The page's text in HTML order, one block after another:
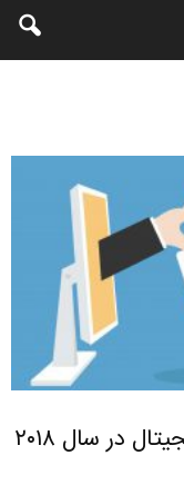
ابزارهایی که به کمک بازاریابی دیجیتال در سال ۲۰۱۸